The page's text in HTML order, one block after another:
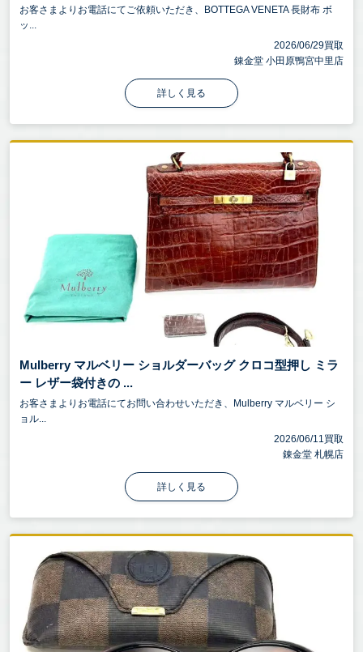
お客さまよりお電話にてご依頼いただき、BOTTEGA VENETA 長財布 ボ
ッ...
2026/06/29買取
錬金堂 小田原鴨宮中里店
詳しく見る
Mulberry マルベリー ショルダーバッグ クロコ型押し ミラ
ー レザー袋付きの ...
お客さまよりお電話にてお問い合わせいただき、Mulberry マルベリー シ
ョル...
2026/06/11買取
錬金堂 札幌店
詳しく見る